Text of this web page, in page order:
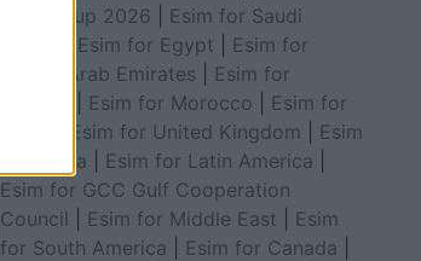
World Cup 2026
Esim for Saudi
Esim for Egypt
Esim for
United Arab Emirates
Esim for
Esim for Morocco
Esim for
Esim for United Kingdom
Esim
for Africa
Esim for Latin America
Esim for GCC Gulf Cooperation
Council
Esim for Middle East
Esim
for South America
Esim for Canada